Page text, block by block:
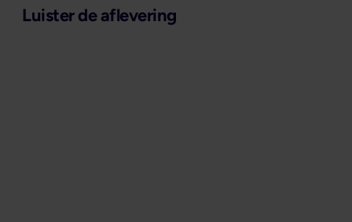
Luister de aflevering